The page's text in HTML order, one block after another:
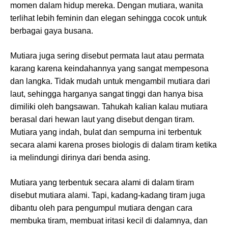
momen dalam hidup mereka. Dengan mutiara, wanita
terlihat lebih feminin dan elegan sehingga cocok untuk
berbagai gaya busana.
Mutiara juga sering disebut permata laut atau permata
karang karena keindahannya yang sangat mempesona
dan langka. Tidak mudah untuk mengambil mutiara dari
laut, sehingga harganya sangat tinggi dan hanya bisa
dimiliki oleh bangsawan. Tahukah kalian kalau mutiara
berasal dari hewan laut yang disebut dengan tiram.
Mutiara yang indah, bulat dan sempurna ini terbentuk
secara alami karena proses biologis di dalam tiram ketika
ia melindungi dirinya dari benda asing.
Mutiara yang terbentuk secara alami di dalam tiram
disebut mutiara alami. Tapi, kadang-kadang tiram juga
dibantu oleh para pengumpul mutiara dengan cara
membuka tiram, membuat iritasi kecil di dalamnya, dan